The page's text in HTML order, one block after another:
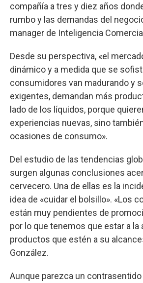
compañía a tres y diez años
rumbo y las demandas del
manager de Inteligencia
Desde su perspectiva, «el
dinámico y a medida que se
consumidores van madurando y
exigentes, demandan más
lado de los líquidos, porque
experiencias nuevas, sino
ocasiones de consumo».
Del estudio de las tendencias
surgen algunas conclusiones
cervecero. Una de ellas es la
idea de «cuidar el bolsillo». «Los
están muy pendientes de
por lo que tenemos que estar a la
productos que estén a su
González.
Aunque parezca un